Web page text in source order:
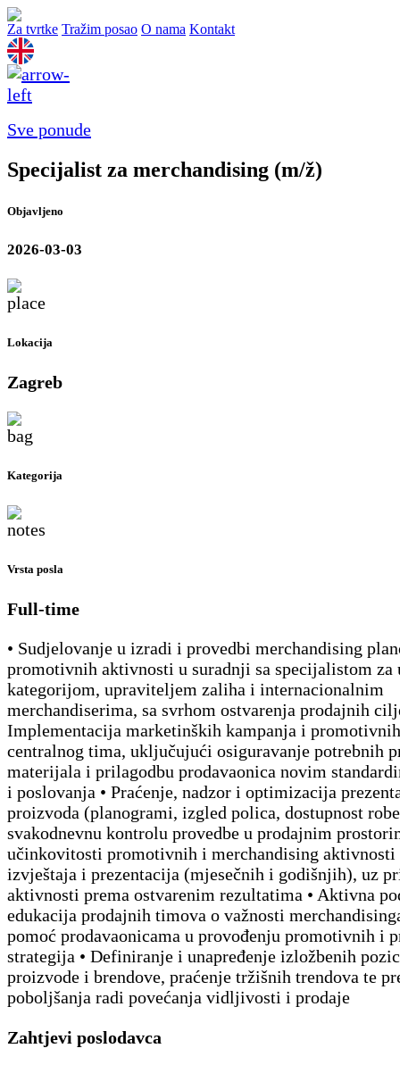
Za tvrtke Tražim posao O nama Kontakt
Sve ponude
Specijalist za merchandising (m/ž)
Objavljeno
2026-03-03
Lokacija
Zagreb
Kategorija
Vrsta posla
Full-time
• Sudjelovanje u izradi i provedbi merchandising
promotivnih aktivnosti u suradnji sa specijalistom za
kategorijom, upraviteljem zaliha i internacionalnim
merchandiserima, sa svrhom ostvarenja prodajnih
Implementacija marketinških kampanja i
centralnog tima, uključujući osiguravanje potrebnih
materijala i prilagodbu prodavaonica novim
i poslovanja • Praćenje, nadzor i optimizacija
proizvoda (planogrami, izgled polica, dostupnost
svakodnevnu kontrolu provedbe u prodajnim
učinkovitosti promotivnih i merchandising aktivnosti
izvještaja i prezentacija (mjesečnih i godišnjih), uz
aktivnosti prema ostvarenim rezultatima • Aktivna
edukacija prodajnih timova o važnosti
pomoć prodavaonicama u provođenju promotivnih i
strategija • Definiranje i unapređenje izložbenih
proizvode i brendove, praćenje tržišnih trendova te
poboljšanja radi povećanja vidljivosti i prodaje
Zahtjevi poslodavca